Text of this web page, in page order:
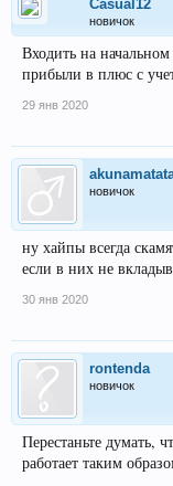
Casual12
новичок
Входить на
прибыли в плюс с
29 янв 2020
новичок
ну хайпы всегда
если в них не
30 янв 2020
rontenda
новичок
Перестаньте думать,
работает таким